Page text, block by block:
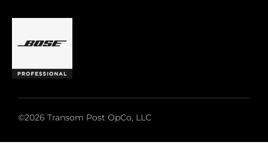
©2026 Transom Post OpCo, LLC